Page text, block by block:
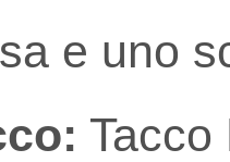
e uno